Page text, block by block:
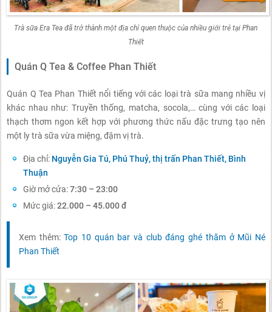
Trà sữa Era Tea đã trở thành một địa chỉ quen thuộc của nhiều giới trẻ tại Phan
Thiết
Quán Q Tea & Coffee Phan Thiết
Quán Q Tea Phan Thiết nổi tiếng với các loại trà sữa mang nhiều vị
khác nhau như: Truyền thống, matcha, socola,… cùng với các loại
thạch thơm ngon kết hợp với phương thức nấu đặc trưng tạo nên
một ly trà sữa vừa miệng, đậm vị trà.
Địa chỉ: Nguyễn Gia Tú, Phú Thuỷ, thị trấn Phan Thiết, Bình
Thuận
Giờ mở cửa:7:30 – 23:00
Mức giá:22.000 – 45.000 đ
Xem thêm:Top 10 quán bar và club đáng ghé thăm ở Mũi Né
Phan Thiết